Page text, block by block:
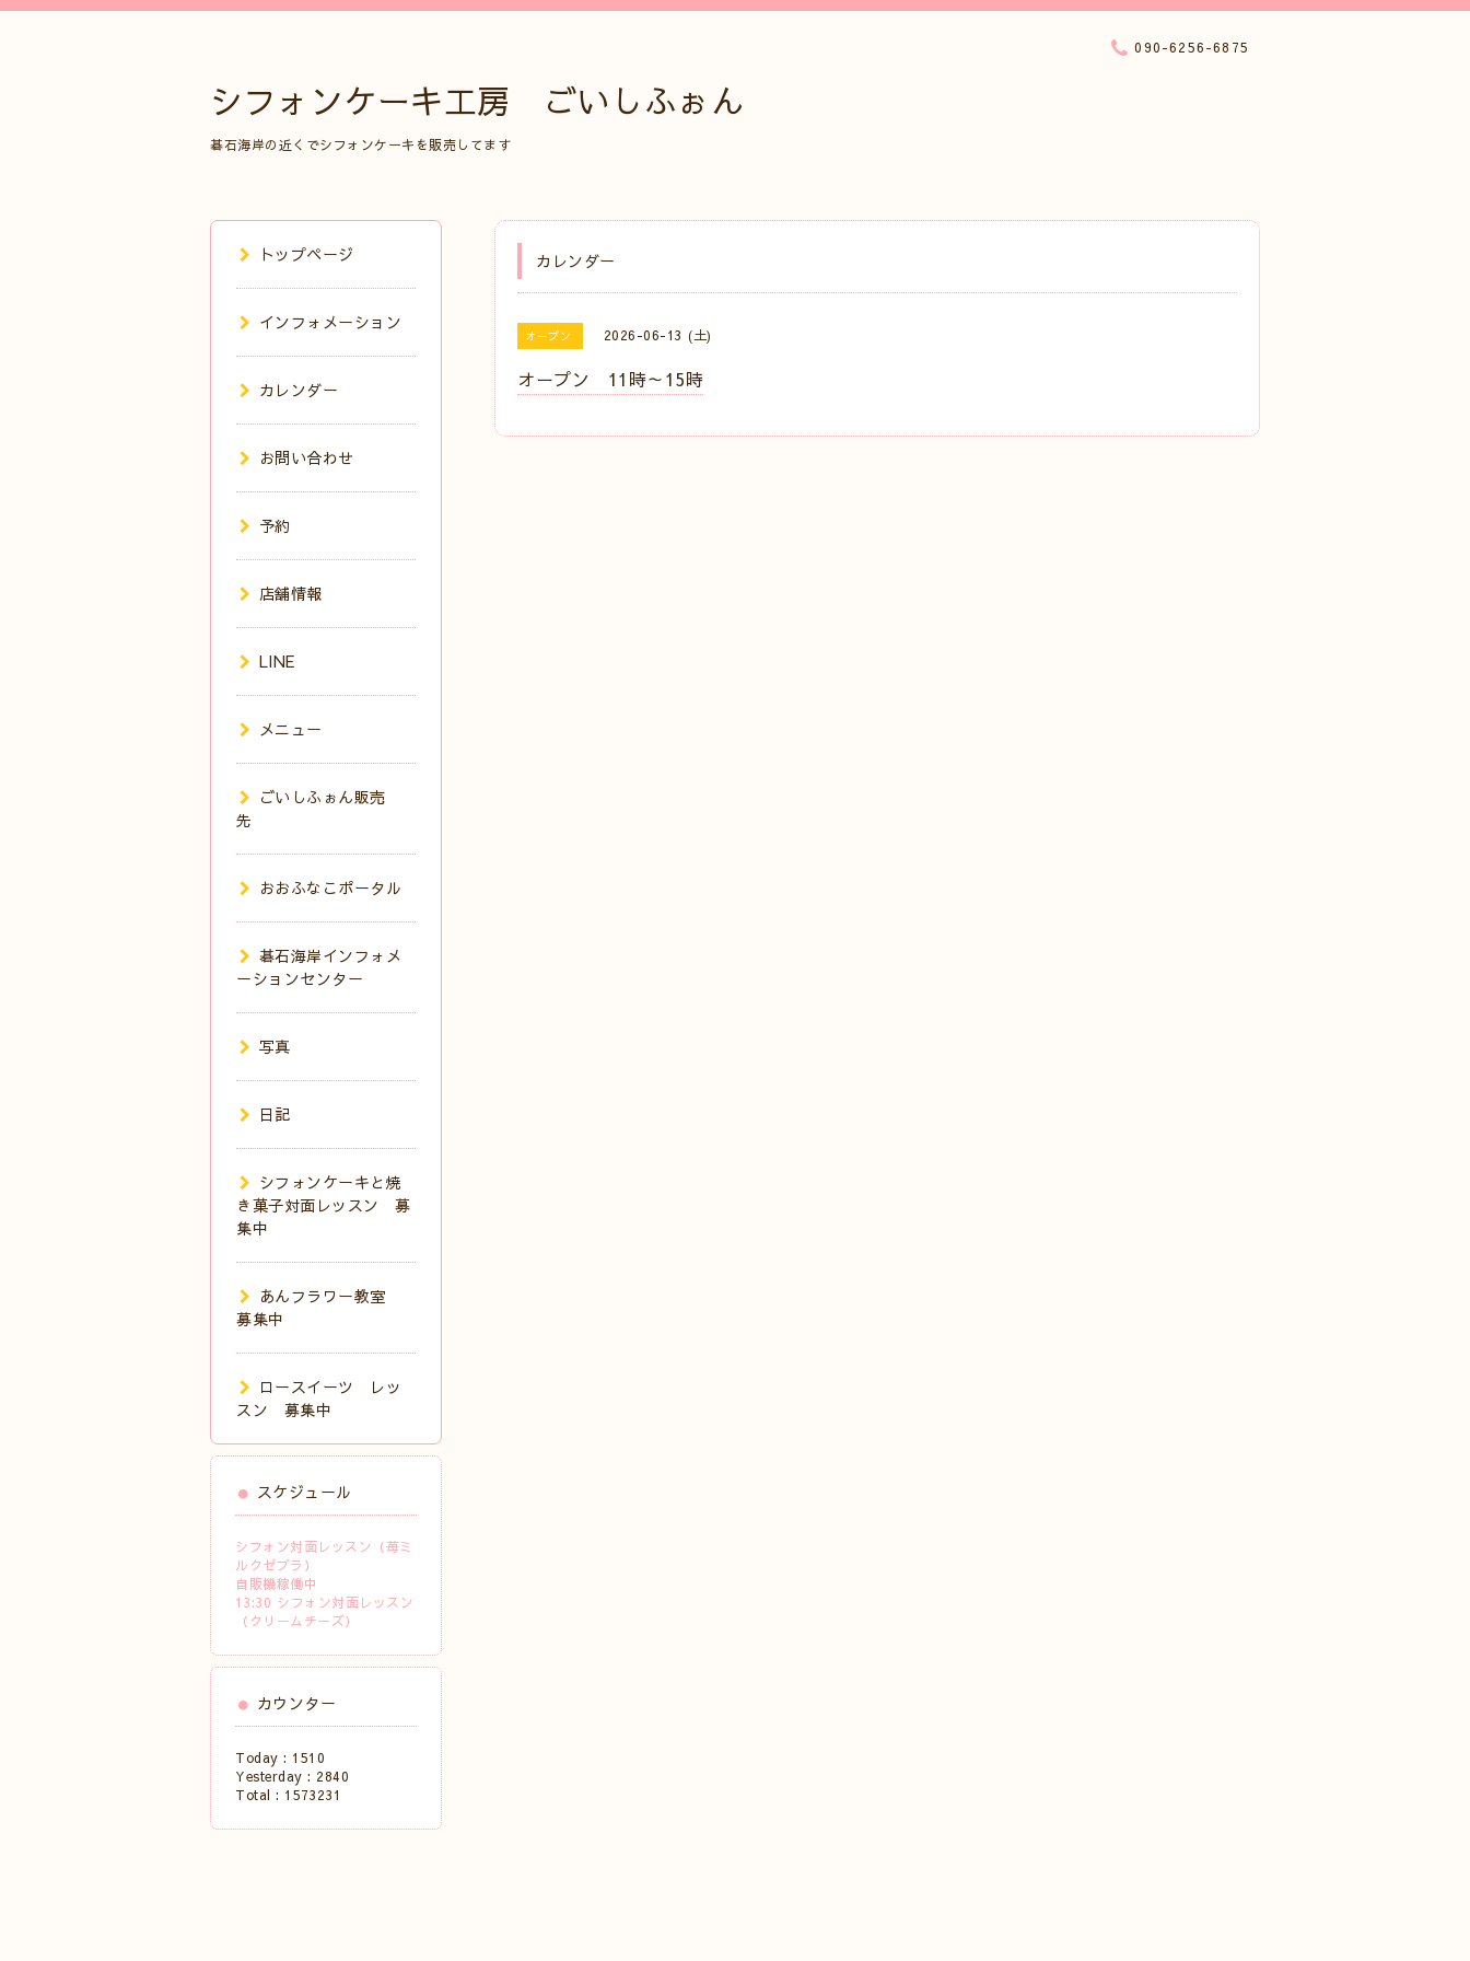
シフォンケーキ工房 ごいしふぉん
碁石海岸の近くでシフォンケーキを販売してます
090-6256-6875
カレンダー
オープン 2026-06-13 (土)
オープン 11時～15時
トップページ
インフォメーション
カレンダー
お問い合わせ
予約
店舗情報
LINE
メニュー
ごいしふぉん販売
先
おおふなこポータル
碁石海岸インフォメ
ーションセンター
写真
日記
シフォンケーキと焼
き菓子対面レッスン 募
集中
あんフラワー教室
募集中
ロースイーツ レッ
スン 募集中
スケジュール
シフォン対面レッスン（苺ミ
ルクゼブラ）
自販機稼働中
13:30 シフォン対面レッスン
（クリームチーズ）
カウンター
Today : 1510
Yesterday : 2840
Total : 1573231